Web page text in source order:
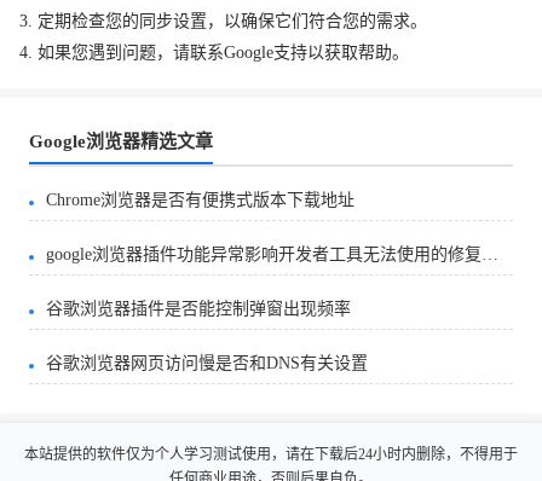
3. 定期检查您的同步设置，以确保它们符合您的需求。
4. 如果您遇到问题，请联系Google支持以获取帮助。
Google浏览器精选文章
Chrome浏览器是否有便携式版本下载地址
google浏览器插件功能异常影响开发者工具无法使用的修复方法
谷歌浏览器插件是否能控制弹窗出现频率
谷歌浏览器网页访问慢是否和DNS有关设置
本站提供的软件仅为个人学习测试使用，请在下载后24小时内删除，不得用于